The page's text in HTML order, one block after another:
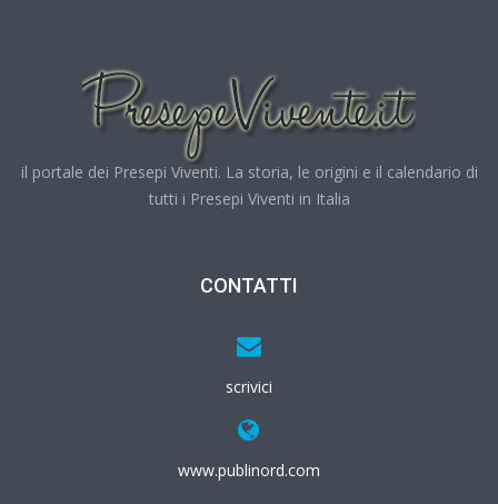
il portale dei Presepi Viventi. La storia, le origini e il calendario di
tutti i Presepi Viventi in Italia
CONTATTI
scrivici
www.publinord.com